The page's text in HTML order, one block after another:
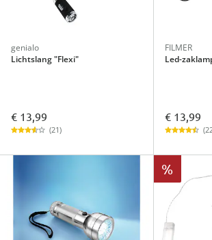
genialo
Lichtslang "Flexi"
€ 13,99
(21)
FILMER
Led-
€ 13,99
%